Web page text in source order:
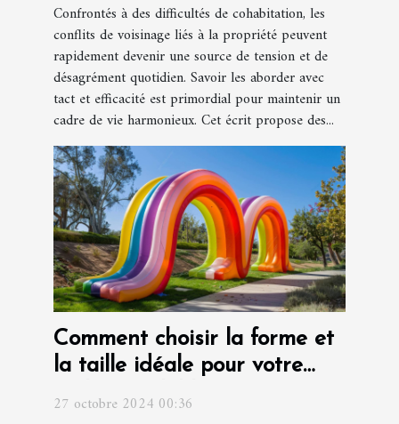
Confrontés à des difficultés de cohabitation, les
conflits de voisinage liés à la propriété peuvent
rapidement devenir une source de tension et de
désagrément quotidien. Savoir les aborder avec
tact et efficacité est primordial pour maintenir un
cadre de vie harmonieux. Cet écrit propose des...
Comment choisir la forme et
la taille idéale pour votre
arche gonflable
27 octobre 2024 00:36